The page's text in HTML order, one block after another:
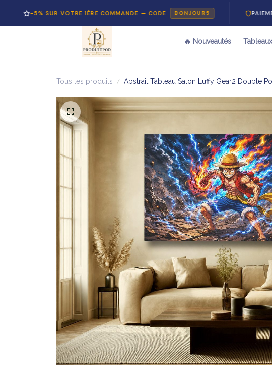
SUR VOTRE 1ÈRE COMMANDE — CODE BONJOUR5 PAIEMENT 100%
🔥 Nouveautés Tableaux
Tous les produits Abstrait Tableau Salon Luffy Gear2 Double